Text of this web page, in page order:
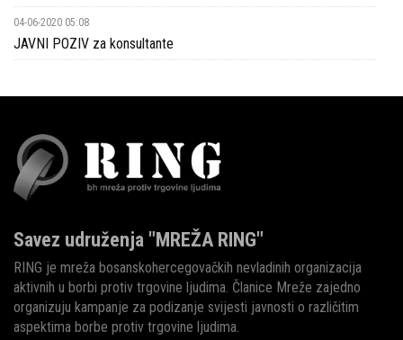
04-06-2020 05:08
JAVNI POZIV za konsultante
Savez udruženja "MREŽA RING"
RING je mreža bosanskohercegovačkih nevladinih organizacija
aktivnih u borbi protiv trgovine ljudima. Članice Mreže zajedno
organizuju kampanje za podizanje svijesti javnosti o različitim
aspektima borbe protiv trgovine ljudima.